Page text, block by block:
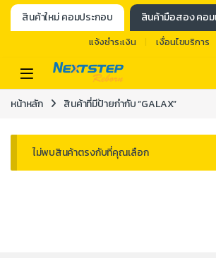
สินค้าใหม่ คอมประกอบ สินค้ามือสอง คอม
แจ้งชำระเงิน เงื่อนไขบริการ
หน้าหลัก สินค้าที่มีป้ายกำกับ “GALAX”
ไม่พบสินค้าตรงกับที่คุณเลือก